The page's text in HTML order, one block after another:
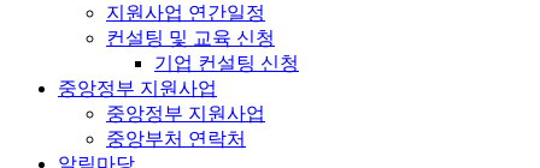
지원사업 연간일정
컨설팅 및 교육 신청
기업 컨설팅 신청
중앙정부 지원사업
중앙정부 지원사업
중앙부처 연락처
알림마당